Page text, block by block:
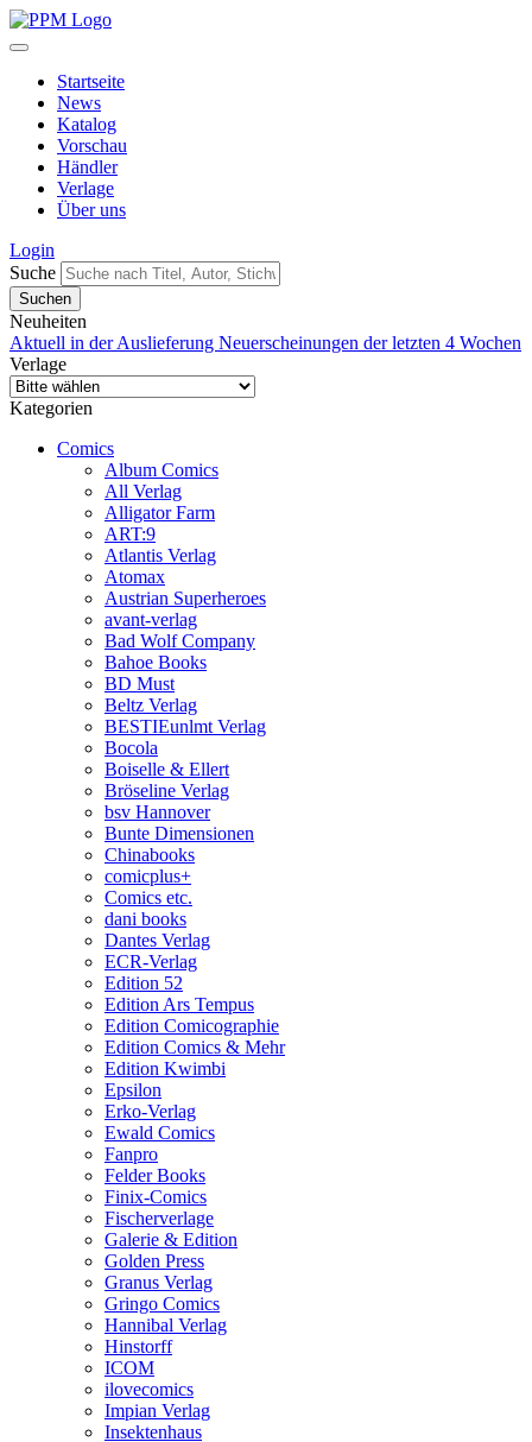
Startseite
News
Katalog
Vorschau
Händler
Verlage
Über uns
Login
Suche
Neuheiten
Aktuell in der Auslieferung Neuerscheinungen der letzten 4 Wochen
Verlage
Kategorien
Comics
Album Comics
All Verlag
Alligator Farm
ART:9
Atlantis Verlag
Atomax
Austrian Superheroes
avant-verlag
Bad Wolf Company
Bahoe Books
BD Must
Beltz Verlag
BESTIEunlmt Verlag
Bocola
Boiselle & Ellert
Bröseline Verlag
bsv Hannover
Bunte Dimensionen
Chinabooks
comicplus+
Comics etc.
dani books
Dantes Verlag
ECR-Verlag
Edition 52
Edition Ars Tempus
Edition Comicographie
Edition Comics & Mehr
Edition Kwimbi
Epsilon
Erko-Verlag
Ewald Comics
Fanpro
Felder Books
Finix-Comics
Fischerverlage
Galerie & Edition
Golden Press
Granus Verlag
Gringo Comics
Hannibal Verlag
Hinstorff
ICOM
ilovecomics
Impian Verlag
Insektenhaus